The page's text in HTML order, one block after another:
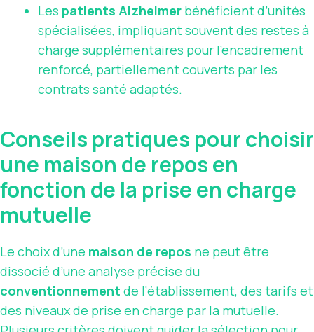
Les patients Alzheimer bénéficient d’unités
spécialisées, impliquant souvent des restes à
charge supplémentaires pour l’encadrement
renforcé, partiellement couverts par les
contrats santé adaptés.
Conseils pratiques pour choisir
une maison de repos en
fonction de la prise en charge
mutuelle
Le choix d’une maison de repos ne peut être
dissocié d’une analyse précise du
conventionnement de l’établissement, des tarifs et
des niveaux de prise en charge par la mutuelle.